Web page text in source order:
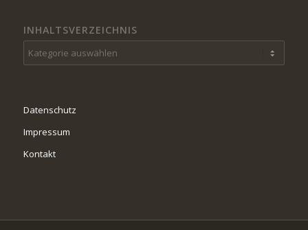
INHALTSVERZEICHNIS
Datenschutz
Impressum
Kontakt